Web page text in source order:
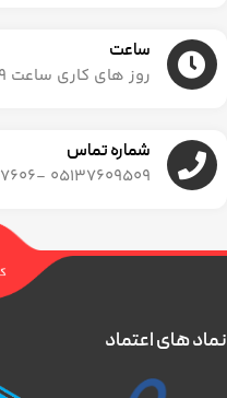
ساعت
روز های کاری ساعت ۹ تا ۲۰
شماره تماس
05137609509 -05137607606
نماد های اعتماد